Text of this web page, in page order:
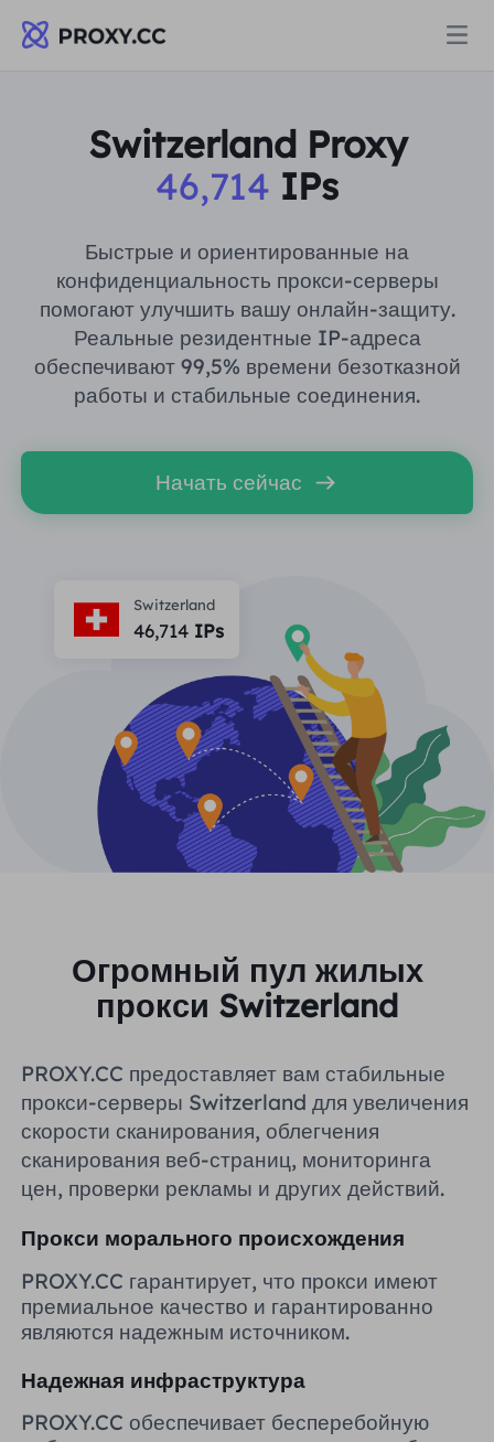
Прокси
Статический резидентный прокси
Неограниченный резидентный прокси
ЖИЛЫЕ ПРОКСИ
Резидентный прокси $0.8/ГБ
Статический резидентный прокси
$0.28/IP/День
Неограниченный резидентный прокси
Прокси-провайдер
Data for AI
Решения
Исследование рынка
SEO-мониторинг
Проверка рекламы
Веб-скрапинг и сканирование
Посмотреть все
ПАРТНЕРЫ
БЕСПЛАТНЫЕ ИНСТРУМЕНТЫ
Прокси-проверка
Список бесплатных прокси
Великобритания
Бразилия
Россия
ПОМОЩЬ
Часто задаваемые вопросы
Блог
Руководство пользователя
ИНТЕГРАЦИИ
Русский
English
Việt Nam
Indonesia
Русский
हिंदी
Português
НаслаждатьсяСкидка 77%и действуйте
сейчас!
Жилье $0/ГБ Неограниченно $0/день
Авторизоваться Зарегистрироваться
Switzerland Proxy
46,714 IPs
Быстрые и ориентированные на
конфиденциальность прокси-серверы
помогают улучшить вашу онлайн-защиту.
Реальные резидентные IP-адреса
обеспечивают 99,5% времени безотказной
работы и стабильные соединения.
Начать сейчас
Switzerland
46,714IPs
Огромный пул жилых
прокси Switzerland
PROXY.CC предоставляет вам стабильные
прокси-серверы Switzerland для увеличения
скорости сканирования, облегчения
сканирования веб-страниц, мониторинга
цен, проверки рекламы и других действий.
Прокси морального происхождения
PROXY.CC гарантирует, что прокси имеют
премиальное качество и гарантированно
являются надежным источником.
Надежная инфраструктура
PROXY.CC обеспечивает бесперебойную